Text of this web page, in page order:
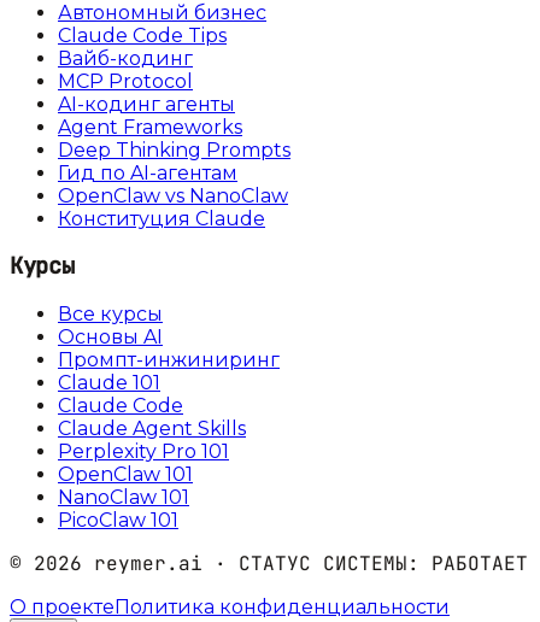
Автономный бизнес
Claude Code Tips
Вайб-кодинг
MCP Protocol
AI-кодинг агенты
Agent Frameworks
Deep Thinking Prompts
Гид по AI-агентам
OpenClaw vs NanoClaw
Конституция Claude
Курсы
Все курсы
Основы AI
Промпт-инжиниринг
Claude 101
Claude Code
Claude Agent Skills
Perplexity Pro 101
OpenClaw 101
NanoClaw 101
PicoClaw 101
© 2026 reymer.ai · СТАТУС СИСТЕМЫ: РАБОТАЕТ
О проектеПолитика конфиденциальности